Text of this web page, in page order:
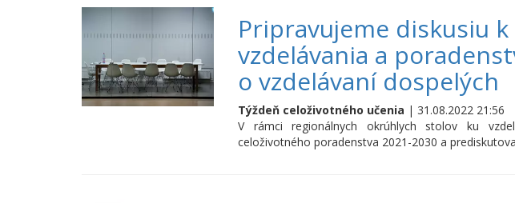
Pripravujeme diskusiu
vzdelávania a
o vzdelávaní dospelých
Týždeň celoživotného učenia | 31.08.2022 21:56
V rámci regionálnych okrúhlych stolov ku
celoživotného poradenstva 2021-2030 a